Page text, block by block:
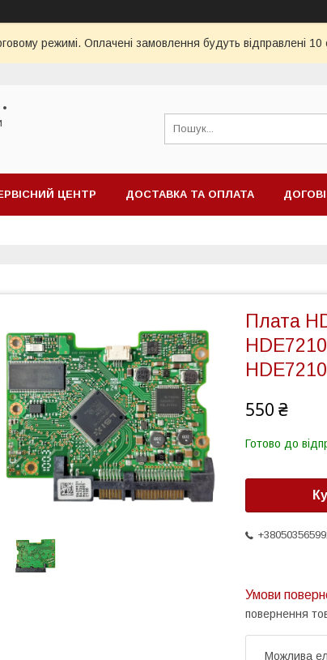
режимі. Оплачені замовлення будуть відправлені
ЦЕНТР ДОСТАВКА ТА ОПЛАТА
Плата
550 ₴
Готово до
повернення